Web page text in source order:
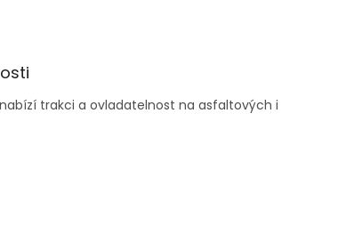
trakci a ovladatelnost na asfaltových i